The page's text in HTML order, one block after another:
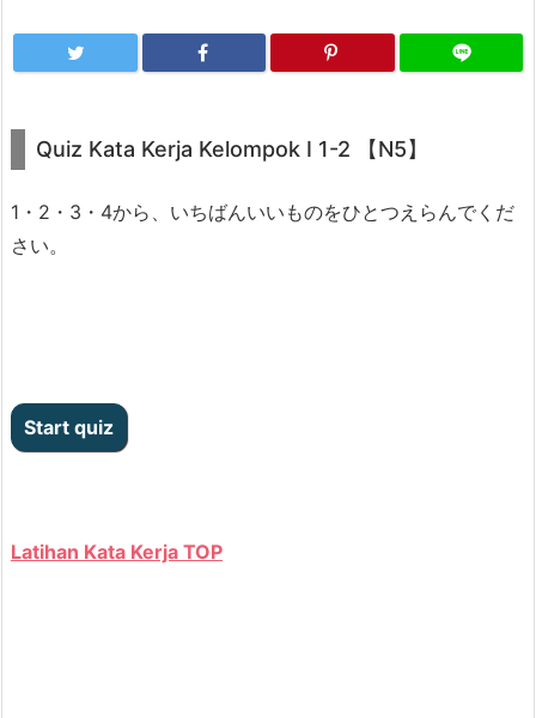
Quiz Kata Kerja Kelompok I 1-2 【N5】
1・2・3・4から、いちばんいいものをひとつえらんでくだ
さい。
Latihan Kata Kerja TOP